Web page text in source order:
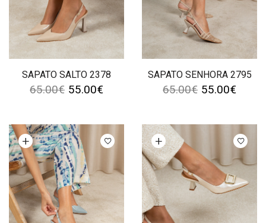
SAPATO SALTO 2378
65.00€ 55.00€
SAPATO SENHORA 2795
65.00€ 55.00€
opções Ver opções